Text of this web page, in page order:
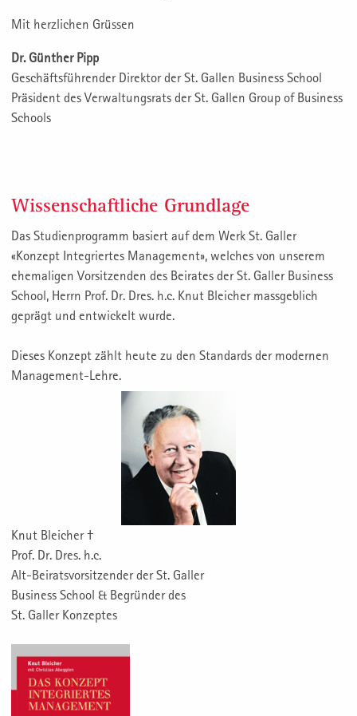
Mit herzlichen Grüssen
Dr. Günther Pipp
Geschäftsführender Direktor der St. Gallen Business School
Präsident des Verwaltungsrats der St. Gallen Group of Business
Schools
Wissenschaftliche Grundlage
Das Studienprogramm basiert auf dem Werk St. Galler
«Konzept Integriertes Management», welches von unserem
ehemaligen Vorsitzenden des Beirates der St. Galler Business
School, Herrn Prof. Dr. Dres. h.c. Knut Bleicher massgeblich
geprägt und entwickelt wurde.
Dieses Konzept zählt heute zu den Standards der modernen
Management-Lehre.
Knut Bleicher †
Prof. Dr. Dres. h.c.
Alt-Beiratsvorsitzender der St. Galler
Business School & Begründer des
St. Galler Konzeptes